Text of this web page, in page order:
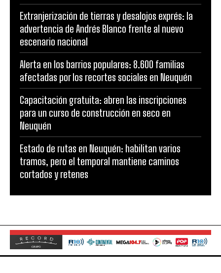
Extranjerización de tierras y desalojos exprés: la
advertencia de Andrés Blanco frente al nuevo
escenario nacional
Alerta en los barrios populares: 8.600 familias
afectadas por los recortes sociales en Neuquén
Capacitación gratuita: abren las inscripciones
para un curso de construcción en seco en
Neuquén
Estado de rutas en Neuquén: habilitan varios
tramos, pero el temporal mantiene caminos
cortados y retenes